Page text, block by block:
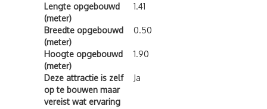
Lengte opgebouwd
(meter)
1.41
Breedte opgebouwd
(meter)
0.50
Hoogte opgebouwd
(meter)
1.90
Deze attractie is zelf
op te bouwen maar
vereist wat ervaring
Ja